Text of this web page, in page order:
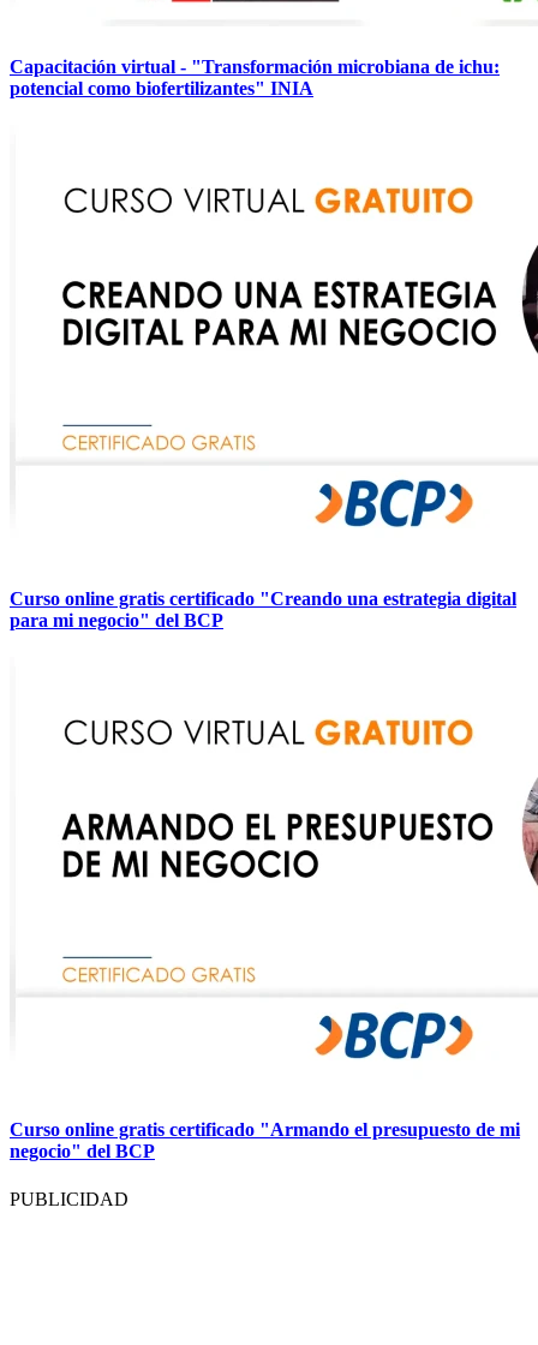
Capacitación virtual - "Transformación microbiana de ichu:
potencial como biofertilizantes" INIA
Curso online gratis certificado "Creando una estrategia digital
para mi negocio" del BCP
Curso online gratis certificado "Armando el presupuesto de mi
negocio" del BCP
PUBLICIDAD